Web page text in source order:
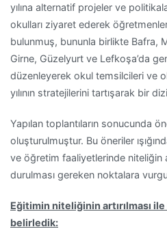
yılına alternatif projeler ve
okulları ziyaret ederek
bulunmuş, bununla birlikte Bafra,
Girne, Güzelyurt ve Lefkoşa’da
düzenleyerek okul temsilcileri ve
yılının stratejilerini tartışarak bir
Yapılan toplantıların sonucunda
oluşturulmuştur. Bu öneriler
ve öğretim faaliyetlerinde niteliğin
durulması gereken noktalara vurgu
Eğitimin niteliğinin artırılması
belirledik: